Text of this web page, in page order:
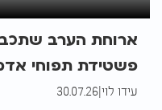
ארוחת הערב
פשטידת תפוחי
עידו לוי 30.07.26